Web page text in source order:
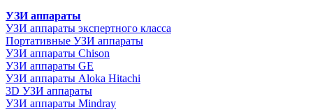
УЗИ аппараты
УЗИ аппараты экспертного класса
Портативные УЗИ аппараты
УЗИ аппараты Chison
УЗИ аппараты GE
УЗИ аппараты Aloka Hitachi
3D УЗИ аппараты
УЗИ аппараты Mindray